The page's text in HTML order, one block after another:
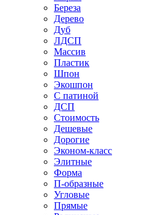
Береза
Дерево
Дуб
ЛДСП
Массив
Пластик
Шпон
Экошпон
С патиной
ДСП
Стоимость
Дешевые
Дорогие
Эконом-класс
Элитные
Форма
П-образные
Угловые
Прямые